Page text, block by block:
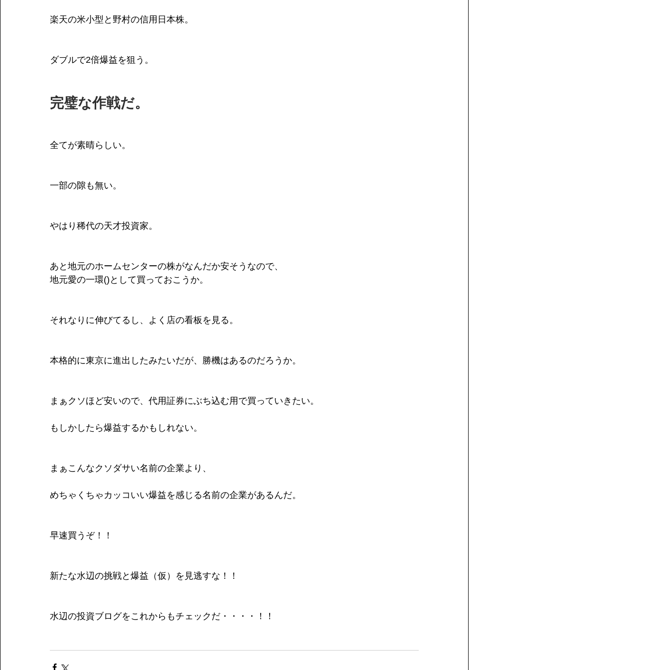
楽天の米小型と野村の信用日本株。
ダブルで2倍爆益を狙う。
完璧な作戦だ。
全てが素晴らしい。
一部の隙も無い。
やはり稀代の天才投資家。
あと地元のホームセンターの株がなんだか安そうなので、
地元愛の一環()として買っておこうか。
それなりに伸びてるし、よく店の看板を見る。
本格的に東京に進出したみたいだが、勝機はあるのだろうか。
まぁクソほど安いので、代用証券にぶち込む用で買っていきたい。
もしかしたら爆益するかもしれない。
まぁこんなクソダサい名前の企業より、
めちゃくちゃカッコいい爆益を感じる名前の企業があるんだ。
早速買うぞ！！
新たな水辺の挑戦と爆益（仮）を見逃すな！！
水辺の投資ブログをこれからもチェックだ・・・・！！